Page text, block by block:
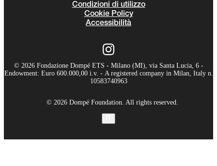
Condizioni di utilizzo
Cookie Policy
Accessibilità
© 2026 Fondazione Dompé ETS - Milano (MI), via Santa Lucia, 6 -
Endowment: Euro 600.000,00 i.v. - A registered company in Milan, Italy n.
10583740963
© 2026 Dompé Foundation. All rights reserved.